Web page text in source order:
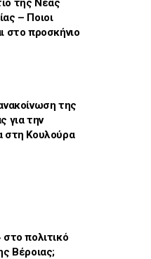
της Νέας
– Ποιοι
στο προσκήνιο
της
για την
στη Κουλούρα
στο πολιτικό
Βέροιας;